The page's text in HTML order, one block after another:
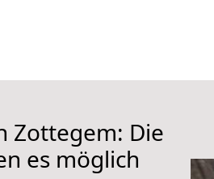
Zottegem: Die
es möglich